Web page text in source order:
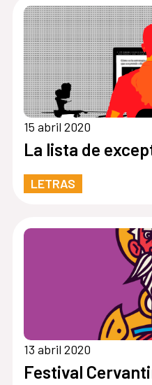
15 abril 2020
La lista de
LETRAS
13 abril 2020
Festival